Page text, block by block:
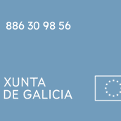
886 30 98 56